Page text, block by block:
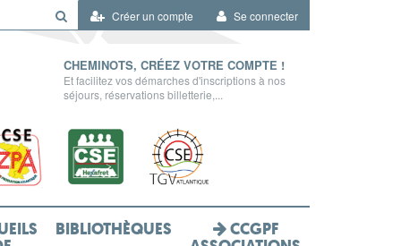
Se connecter
Créer un compte
CHEMINOTS, CRÉEZ VOTRE COMPTE !
Et facilitez vos démarches d'inscriptions à nos
séjours, réservations billetterie,...
BIBLIOTHÈQUES CCGPF